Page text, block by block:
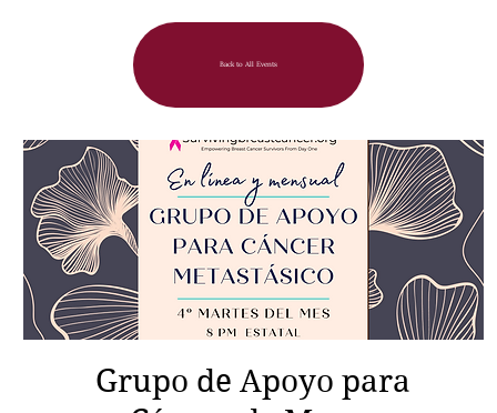
Back to All Events
Grupo de Apoyo para